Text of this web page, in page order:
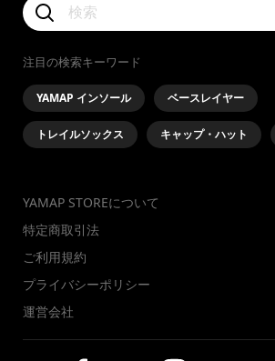
注目の検索キーワード
YAMAP インソール ベースレイヤー
トレイルソックス キャップ・ハット
YAMAP STOREについて
特定商取引法
ご利用規約
プライバシーポリシー
運営会社